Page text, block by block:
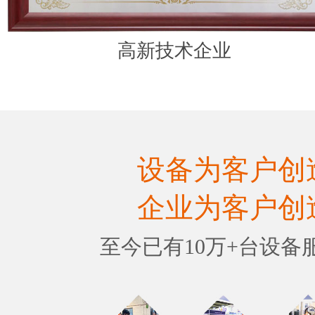
高新技术企业
设备为客户创
企业为客户创
至今已有10万+台设备